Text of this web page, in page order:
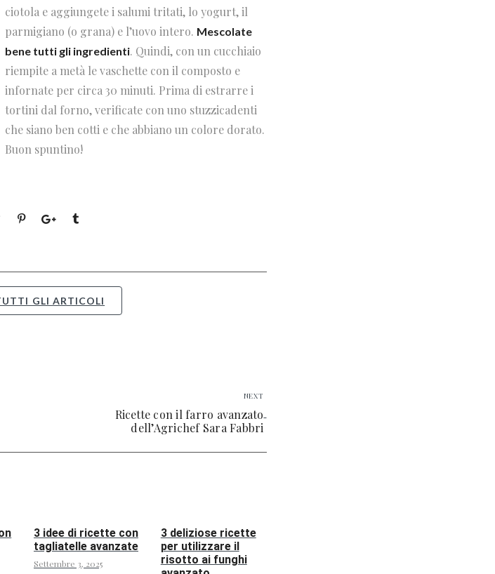
ciotola e aggiungete i salumi tritati, lo yogurt, il
parmigiano (o grana) e l’uovo intero. Mescolate
bene tutti gli ingredienti. Quindi, con un cucchiaio
riempite a metà le vaschette con il composto e
infornate per circa 30 minuti. Prima di estrarre i
tortini dal forno, verificate con uno stuzzicadenti
che siano ben cotti e che abbiano un colore dorato.
Buon spuntino!
GLI ARTICOLI
NEXT
Ricette con il farro avanzato
dell’Agrichef Sara Fabbri
3 idee di ricette con
tagliatelle avanzate
Settembre 3, 2025
3 deliziose ricette
per utilizzare il
risotto ai funghi